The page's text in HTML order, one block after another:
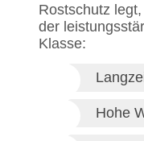
Rostschutz
der
Klasse:
Hohe